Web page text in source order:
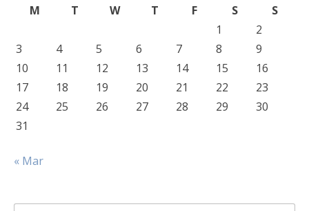
M
T W T F S
S
1
2
3
4 5 6 7 8
9
10
11 12 13 14 15
16
17
18 19 20 21 22
23
24
25 26 27 28 29
30
31
« Mar